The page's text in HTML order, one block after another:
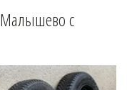
Малышево с